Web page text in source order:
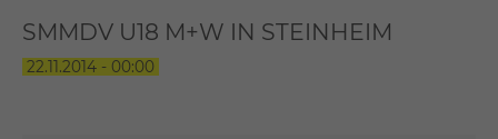
SMMDV U18 M+W IN STEINHEIM
22.11.2014 - 00:00